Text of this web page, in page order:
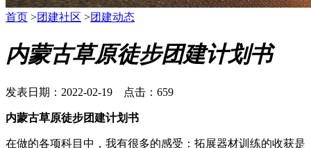
首页 >团建社区 >团建动态
内蒙古草原徒步团建计划书
发表日期：2022-02-19 点击：659
内蒙古草原徒步团建计划书
在做的各项科目中，我有很多的感受：拓展器材训练的收获是